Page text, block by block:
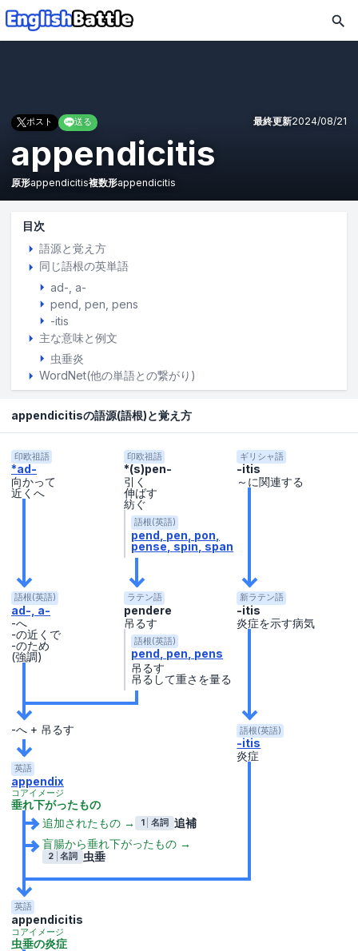
ポスト 送る 最終更新2024/08/21
appendicitis
原形appendicitis複数形appendicitis
目次
語源と覚え方
同じ語根の英単語
ad-, a-
pend pen pens
-itis
主な意味と例文
虫垂炎
WordNet(他の単語との繋がり)
appendicitisの語源(語根)と覚え方
印欧祖語
*ad-
向かって
近くへ
印欧祖語
*(s)pen-
引く
伸ばす
紡ぐ
語根(英語)
pend pen pon
pense spin span
ギリシャ語
-itis
～に関連する
語根(英語)
ad-, a-
-へ
-の近くで
-のため
(強調)
ラテン語
pendere
吊るす
語根(英語)
pend pen pens
吊るす
吊るして重さを量る
新ラテン語
-itis
炎症を示す病気
-へ + 吊るす
英語
appendix
コアイメージ
垂れ下がったもの
追加されたもの → 1 名詞
追補
盲腸から垂れ下がったもの →
2 名詞 虫垂
語根(英語)
-itis
炎症
英語
appendicitis
コアイメージ
虫垂の炎症